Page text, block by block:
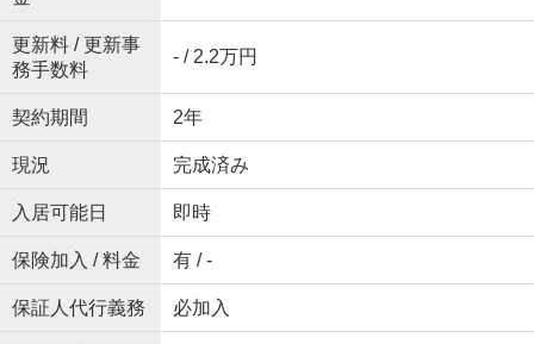
更新料 / 更新事
務手数料
- / 2.2万円
契約期間 2年
現況 完成済み
入居可能日 即時
保険加入 / 料金 有 / -
保証人代行義務 必加入